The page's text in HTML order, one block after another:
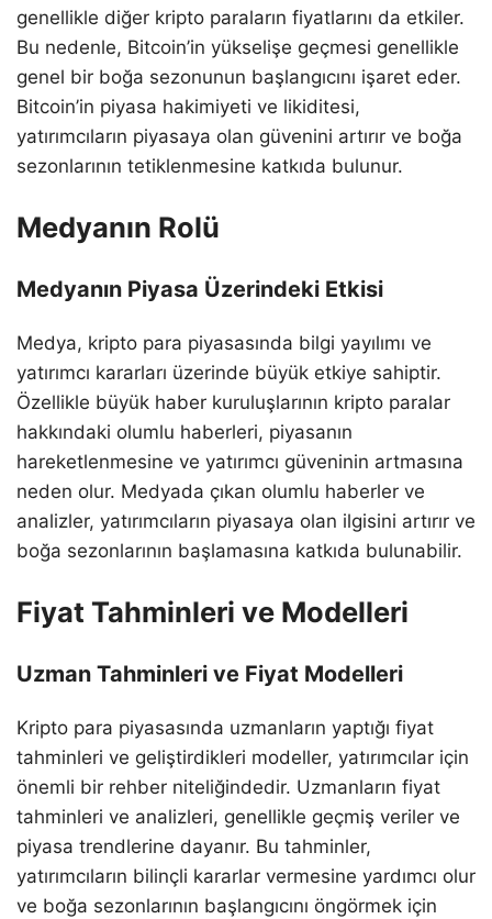
genellikle diğer kripto paraların fiyatlarını da etkiler.
Bu nedenle, Bitcoin’in yükselişe geçmesi genellikle
genel bir boğa sezonunun başlangıcını işaret eder.
Bitcoin’in piyasa hakimiyeti ve likiditesi,
yatırımcıların piyasaya olan güvenini artırır ve boğa
sezonlarının tetiklenmesine katkıda bulunur.
Medyanın Rolü
Medyanın Piyasa Üzerindeki Etkisi
Medya, kripto para piyasasında bilgi yayılımı ve
yatırımcı kararları üzerinde büyük etkiye sahiptir.
Özellikle büyük haber kuruluşlarının kripto paralar
hakkındaki olumlu haberleri, piyasanın
hareketlenmesine ve yatırımcı güveninin artmasına
neden olur. Medyada çıkan olumlu haberler ve
analizler, yatırımcıların piyasaya olan ilgisini artırır ve
boğa sezonlarının başlamasına katkıda bulunabilir.
Fiyat Tahminleri ve Modelleri
Uzman Tahminleri ve Fiyat Modelleri
Kripto para piyasasında uzmanların yaptığı fiyat
tahminleri ve geliştirdikleri modeller, yatırımcılar için
önemli bir rehber niteliğindedir. Uzmanların fiyat
tahminleri ve analizleri, genellikle geçmiş veriler ve
piyasa trendlerine dayanır. Bu tahminler,
yatırımcıların bilinçli kararlar vermesine yardımcı olur
ve boğa sezonlarının başlangıcını öngörmek için